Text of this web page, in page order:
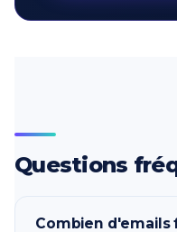
Questions
Combien d'emails